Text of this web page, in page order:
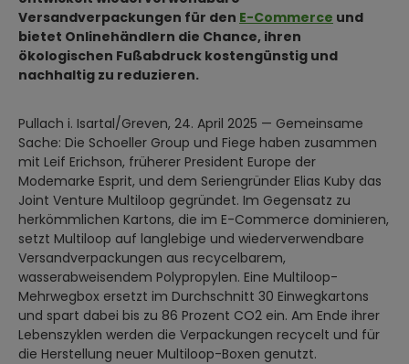
Versandverpackungen für den E-Commerce und
bietet Onlinehändlern die Chance, ihren
ökologischen Fußabdruck kostengünstig und
nachhaltig zu reduzieren.
Pullach i. Isartal/Greven, 24. April 2025 — Gemeinsame
Sache: Die Schoeller Group und Fiege haben zusammen
mit Leif Erichson, früherer President Europe der
Modemarke Esprit, und dem Seriengründer Elias Kuby das
Joint Venture Multiloop gegründet. Im Gegensatz zu
herkömmlichen Kartons, die im E-Commerce dominieren,
setzt Multiloop auf langlebige und wiederverwendbare
Versandverpackungen aus recycelbarem,
wasserabweisendem Polypropylen. Eine Multiloop-
Mehrwegbox ersetzt im Durchschnitt 30 Einwegkartons
und spart dabei bis zu 86 Prozent CO2 ein. Am Ende ihrer
Lebenszyklen werden die Verpackungen recycelt und für
die Herstellung neuer Multiloop-Boxen genutzt.